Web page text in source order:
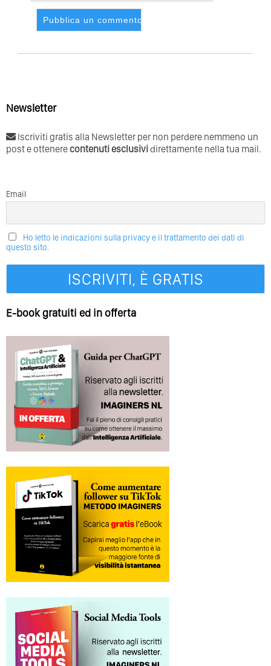
Newsletter
Iscriviti gratis alla Newsletter per non perdere nemmeno un
post e ottenerecontenuti esclusividirettamente nella tua mail.
Email
Ho letto le indicazioni sulla privacy e il trattamento dei dati di
questo sito.
E-book gratuiti ed in offerta